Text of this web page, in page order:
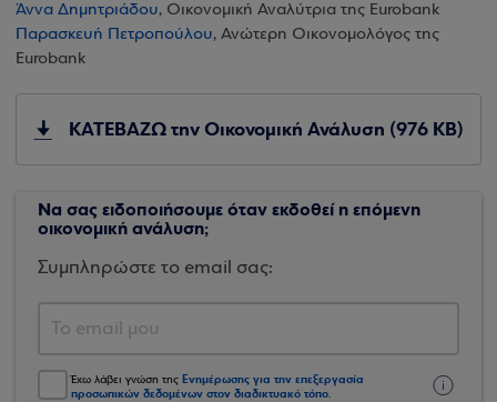
Άννα Δημητριάδου, Οικονομική Αναλύτρια της Eurobank
Παρασκευή Πετροπούλου, Ανώτερη Οικονομολόγος της
Eurobank
ΚΑΤΕΒΑΖΩ την Οικονομική Ανάλυση (976 KB)
Να σας ειδοποιήσουμε όταν εκδοθεί η επόμενη
οικονομική ανάλυση;
Συμπληρώστε το email σας:
Έχω λάβει γνώση της Ενημέρωσης για την επεξεργασία
προσωπικών δεδομένων στον διαδικτυακό τόπο.